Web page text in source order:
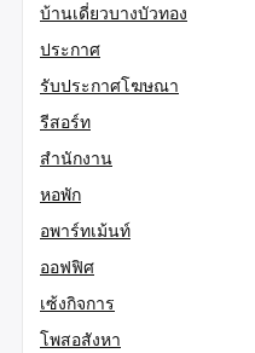
บ้านเดี่ยวบางบัวทอง
ประกาศ
รับประกาศโฆษณา
รีสอร์ท
สำนักงาน
หอพัก
อพาร์ทเม้นท์
ออฟฟิศ
เซ้งกิจการ
โพสอสังหา